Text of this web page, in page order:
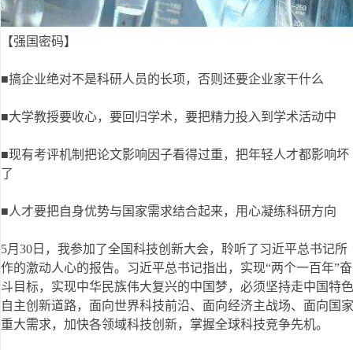
【强国密码】
■搞企业绝对不是科研人员的长项，否则还要企业家干什么
■大学教授要收心，要回归学术，要把精力投入到学术活动中
■现有考评机制把论文影响因子看得过重，把年轻人才都影响坏
了
■人才要把自身优势与国家需求结合起来，用心凝练科研方向
5月30日，我参加了全国科技创新大会，聆听了习近平总书记所
作的激动人心的报告。习近平总书记指出，实现“两个一百年”奋
斗目标，实现中华民族伟大复兴的中国梦，必须坚持走中国特色
自主创新道路，面向世界科技前沿、面向经济主战场、面向国家
重大需求，加快各领域科技创新，掌握全球科技竞争先机。